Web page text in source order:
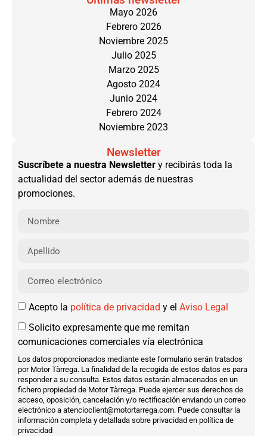
Mayo 2026
Febrero 2026
Noviembre 2025
Julio 2025
Marzo 2025
Agosto 2024
Junio 2024
Febrero 2024
Noviembre 2023
Newsletter
Suscríbete a nuestra Newsletter y recibirás toda la
actualidad del sector además de nuestras
promociones.
Acepto la política de privacidad y el Aviso Legal
Solicito expresamente que me remitan
comunicaciones comerciales vía electrónica
Los datos proporcionados mediante este formulario serán tratados
por Motor Tàrrega. La finalidad de la recogida de estos datos es para
responder a su consulta. Estos datos estarán almacenados en un
fichero propiedad de Motor Tàrrega. Puede ejercer sus derechos de
acceso, oposición, cancelación y/o rectificación enviando un correo
electrónico a atencioclient@motortarrega.com. Puede consultar la
información completa y detallada sobre privacidad en política de
privacidad